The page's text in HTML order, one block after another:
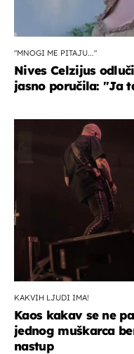
"MNOGI ME PITAJU..."
Nives Celzijus
jasno poručila: "Ja
KAKVIH LJUDI IMA!
Kaos kakav se ne
jednog muškarca
nastup